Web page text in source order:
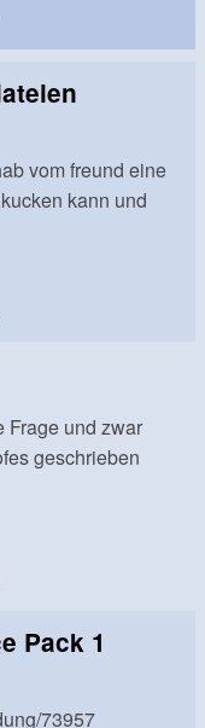
vom freund eine
kann und
und zwar
geschrieben
Pack 1
73957